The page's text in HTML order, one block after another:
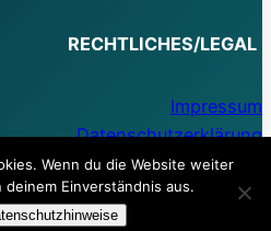
RECHTLICHES/LEGAL
Impressum
Datenschutzerklärung
Wenn du die Website weiter
Einverständnis aus.